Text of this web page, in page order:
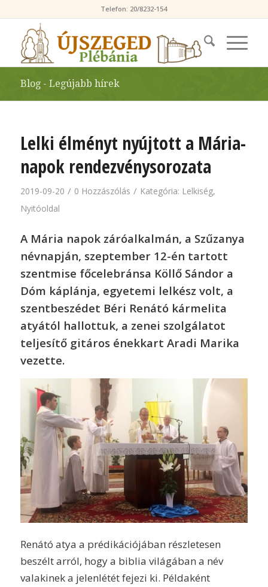
Telefon: 20/8232-154
Blog - Legújabb hírek
Lelki élményt nyújtott a Mária-
napok rendezvénysorozata
2019-09-20 / 0 Hozzászólás / Kategória: Lelkiség,
Nyitóoldal
A Mária napok záróalkalmán, a Szűzanya
névnapján, szeptember 12-én tartott
szentmise főcelebránsa Köllő Sándor a
Dóm káplánja, egyetemi lelkész volt, a
szentbeszédet Béri Renátó kármelita
atyától hallottuk, a zenei szolgálatot
teljesítő gitáros énekkart Aradi Marika
vezette.
Renátó atya a prédikációjában részletesen
beszélt arról, hogy a biblia világában a név
valakinek a jelenlétét fejezi ki. Példaként